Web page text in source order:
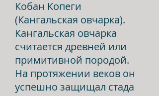
Кобан Копеги
(Кангальская овчарка).
Кангальская овчарка
считается древней или
примитивной породой.
На протяжении веков он
успешно защищал стада